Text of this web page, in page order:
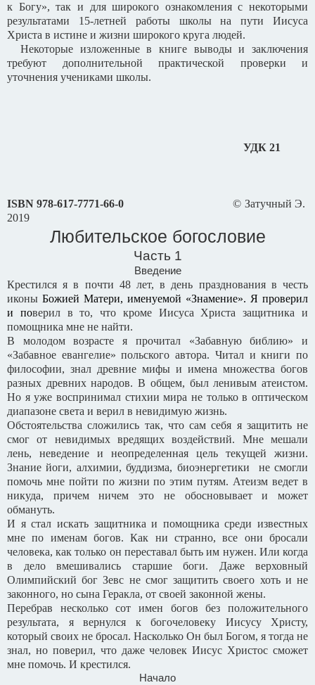
к Богу», так и для широкого ознакомления с некоторыми
результатами 15-летней работы школы на пути Иисуса
Христа в истине и жизни широкого круга людей.
Некоторые изложенные в книге выводы и заключения
требуют дополнительной практической проверки и
уточнения учениками школы.
УДК 21
ISBN 978-617-7771-66-0© Затучный Э.
2019
Любительское богословие
Часть 1
Введение
Крестился я в почти 48 лет, в день празднования в честь
иконы Божией Матери, именуемой «Знамение». Я проверил
и поверил в то, что кроме Иисуса Христа защитника и
помощника мне не найти.
В молодом возрасте я прочитал «Забавную библию» и
«Забавное евангелие» польского автора. Читал и книги по
философии, знал древние мифы и имена множества богов
разных древних народов. В общем, был ленивым атеистом.
Но я уже воспринимал стихии мира не только в оптическом
диапазоне света и верил в невидимую жизнь.
Обстоятельства сложились так, что сам себя я защитить не
смог от невидимых вредящих воздействий. Мне мешали
лень, неведение и неопределенная цель текущей жизни.
Знание йоги, алхимии, буддизма, биоэнергетики не смогли
помочь мне пойти по жизни по этим путям. Атеизм ведет в
никуда, причем ничем это не обосновывает и может
обмануть.
И я стал искать защитника и помощника среди известных
мне по именам богов. Как ни странно, все они бросали
человека, как только он переставал быть им нужен. Или когда
в дело вмешивались старшие боги. Даже верховный
Олимпийский бог Зевс не смог защитить своего хоть и не
законного, но сына Геракла, от своей законной жены.
Перебрав несколько сот имен богов без положительного
результата, я вернулся к богочеловеку Иисусу Христу,
который своих не бросал. Насколько Он был Богом, я тогда не
знал, но поверил, что даже человек Иисус Христос сможет
мне помочь. И крестился.
Начало